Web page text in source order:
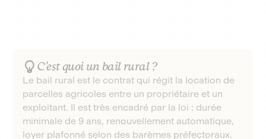
C'est quoi un bail rural ?
Le bail rural est le contrat qui régit la location de
parcelles agricoles entre un propriétaire et un
exploitant. Il est très encadré par la loi : durée
minimale de 9 ans, renouvellement automatique,
loyer plafonné selon des barèmes préfectoraux.